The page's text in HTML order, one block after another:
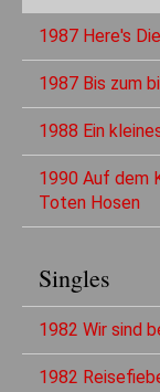
1987 Here's
1987 Bis zum
1988 Ein
1990 Auf dem
Toten Hosen
Singles
1982 Wir sind
1982